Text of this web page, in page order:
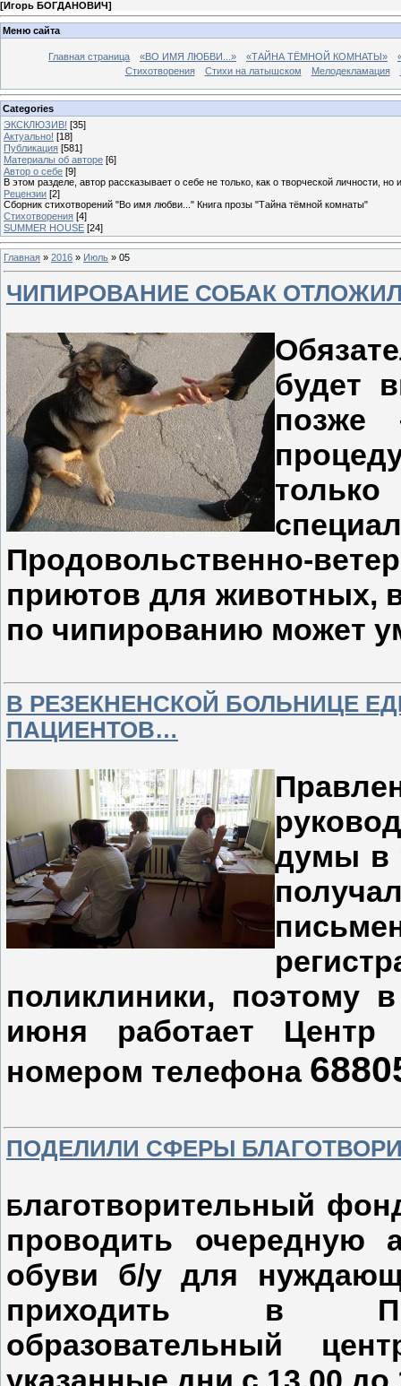
[Игорь БОГДАНОВИЧ]
Меню сайта
Главная страница «ВО ИМЯ ЛЮБВИ...» «ТАЙНА ТЁМНОЙ КОМНАТЫ»
Стихотворения
Стихи на латышском Мелодекламация
Categories
ЭКСКЛЮЗИВ! [35]
Актуально! [18]
Публикация [581]
Материалы об авторе [6]
Автор о себе [9]
В этом разделе, автор рассказывает о себе не только, как о творческой личности,
Рецензии [2]
Сборник стихотворений "Во имя любви..." Книга прозы "Тайна тёмной комнаты"
Стихотворения [4]
SUMMER HOUSE [24]
Главная » 2016 » Июль » 05
ЧИПИРОВАНИЕ СОБАК
будет
Продовольственно-
приютов для животных,
по чипированию может
В РЕЗЕКНЕНСКОЙ БОЛЬНИЦЕ
ПАЦИЕНТОВ…
думы в
поликлиники, поэтому
июня работает
номером телефона
ПОДЕЛИЛИ СФЕРЫ
Благотворительный
проводить
обуви б/у для
приходить в
образовательный